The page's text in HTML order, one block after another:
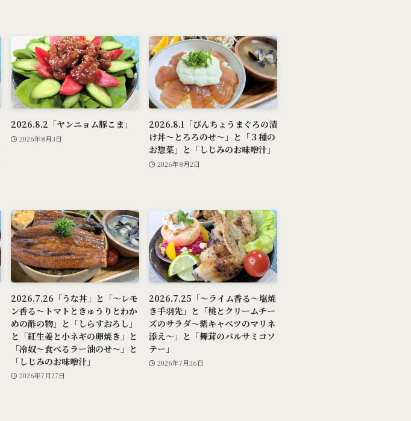
2026.8.2「ヤンニョム豚こま」
2026年8月3日
2026.8.1「びんちょうまぐろの漬
け丼～とろろのせ～」と「３種の
お惣菜」と「しじみのお味噌汁」
2026年8月2日
2026.7.26「うな丼」と「～レモ
ン香る～トマトときゅうりとわか
めの酢の物」と「しらすおろし」
と「紅生姜と小ネギの卵焼き」と
「冷奴～食べるラー油のせ～」と
「しじみのお味噌汁」
2026年7月27日
2026.7.25「～ライム香る～塩焼
き手羽先」と「桃とクリームチー
ズのサラダ～紫キャベツのマリネ
添え～」と「舞茸のバルサミコソ
テー」
2026年7月26日